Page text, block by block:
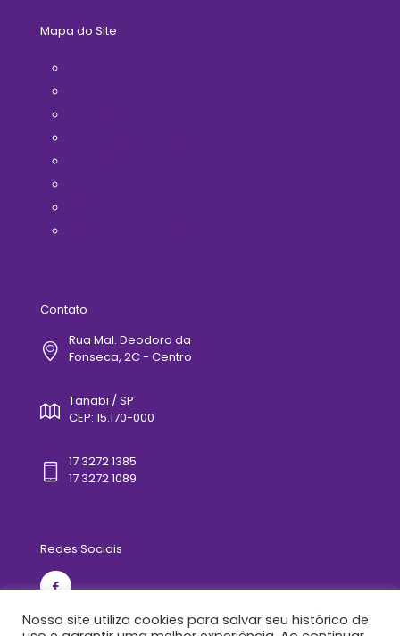
Mapa do Site
Contato
Rua Mal. Deodoro da
Fonseca, 2C - Centro
Tanabi / SP
CEP: 15.170-000
17 3272 1385
17 3272 1089
Redes Sociais
Nosso site utiliza cookies para salvar seu histórico de